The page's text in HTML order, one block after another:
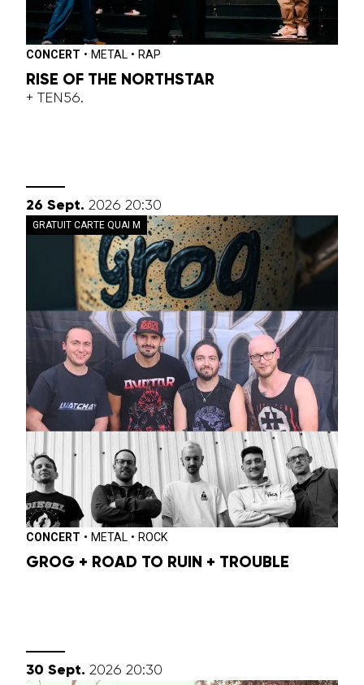
CONCERT • METAL • RAP
RISE OF THE NORTHSTAR
+ TEN56.
26 septembre
Sept. 2026 20:30
GRATUIT CARTE QUAI M
CONCERT • METAL • ROCK
GROG + ROAD TO RUIN + TROUBLE
30 septembre
Sept. 2026 20:30